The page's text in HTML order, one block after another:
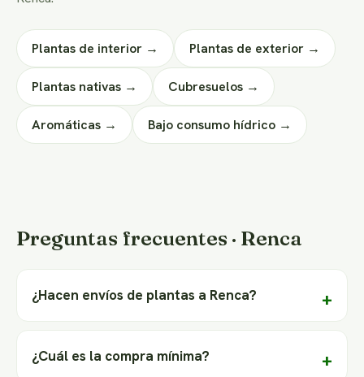
Plantas de interior → Plantas de exterior →
Plantas nativas → Cubresuelos →
Aromáticas → Bajo consumo hídrico →
Preguntas frecuentes · Renca
¿Hacen envíos de plantas a Renca?
¿Cuál es la compra mínima?